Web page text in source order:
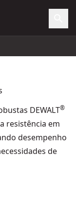
DEWALT®
resistência em
desempenho
de